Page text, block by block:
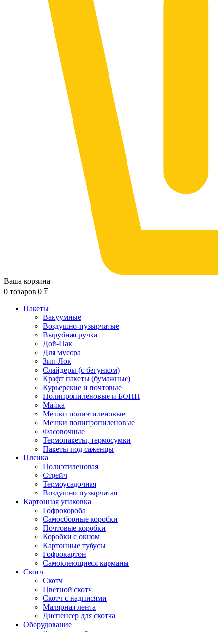
Ваша корзина
0 товаров 0 ₸
Пакеты
Вакуумные
Воздушно-пузырчатые
Вырубная ручка
Дой-Пак
Для мусора
Зип-Лок
Слайдеры (с бегунком)
Крафт пакеты (бумажные)
Курьерские и почтовые
Полипропиленовые и БОПП
Майка
Мешки полиэтиленовые
Мешки полипропиленовые
Фасовочные
Термопакеты, термосумки
Пакеты под саженцы
Пленка
Полиэтиленовая
Стрейч
Термоусадочная
Воздушно-пузырчатая
Картонная упаковка
Гофрокороба
Самосборные коробки
Почтовые коробки
Коробки с окном
Картонные тубусы
Гофрокартон
Самоклеющиеся карманы
Скотч
Скотч
Цветной скотч
Скотч с надписями
Малярная лента
Диспенсер для скотча
Оборудование